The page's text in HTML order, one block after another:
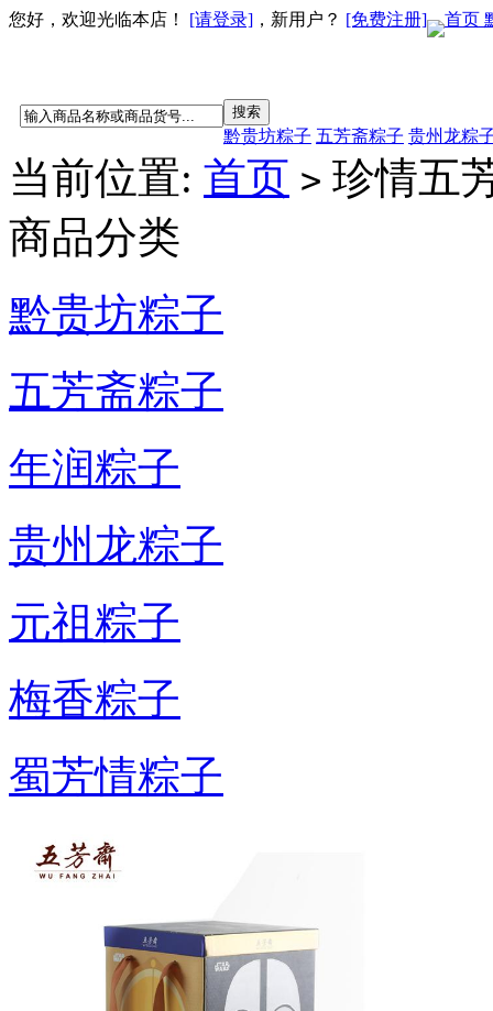
您好，欢迎光临本店！ [请登录] ，新用户？ [免费注册] 首页
黔贵坊粽子 五芳斋粽子 贵州龙粽
当前位置: 首页 > 珍情五
商品分类
黔贵坊粽子
五芳斋粽子
年润粽子
贵州龙粽子
元祖粽子
梅香粽子
蜀芳情粽子